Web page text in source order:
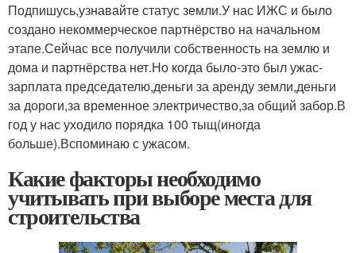
Подпишусь,узнавайте статус земли.У нас ИЖС и было
создано некоммерческое партнёрство на начальном
этапе.Сейчас все получили собственность на землю и
дома и партнёрства нет.Но когда было-это был ужас-
зарплата председателю,деньги за аренду земли,деньги
за дороги,за временное электричество,за общий забор.В
год у нас уходило порядка 100 тыщ(иногда
больше).Вспоминаю с ужасом.
Какие факторы необходимо
учитывать при выборе места для
строительства